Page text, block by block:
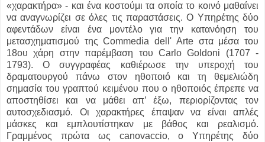
«χαρακτήρα» - και ένα κοστούμι τα οποία το κοινό μαθαίνει
να αναγνωρίζει σε όλες τις παραστάσεις. Ο Υπηρέτης δύο
αφεντάδων είναι ένα μοντέλο για την κατανόηση του
μετασχηματισμού της Commedia dell' Arte στα μέσα του
18ου χάρη στην παρέμβαση του Carlo Goldoni (1707 -
1793). Ο συγγραφέας καθιέρωσε την υπεροχή του
δραματουργού πάνω στον ηθοποιό και τη θεμελιώδη
σημασία του γραπτού κειμένου που ο ηθοποιός έπρεπε να
αποστηθίσει και να μάθει απ’ έξω, περιορίζοντας τον
αυτοσχεδιασμό. Οι χαρακτήρες έπαψαν να είναι απλές
μάσκες και εμπλουτίστηκαν με βάθος και ρεαλισμό.
Γραμμένος πρώτα ως canovaccio, ο Υπηρέτης δύο